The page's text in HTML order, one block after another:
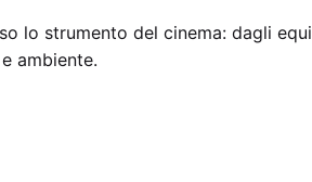
lo strumento del cinema: dagli
ambiente.